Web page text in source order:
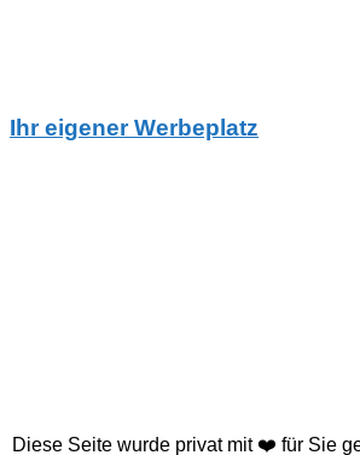
Ihr eigener Werbeplatz
Diese Seite wurde privat mit ❤️ für Sie